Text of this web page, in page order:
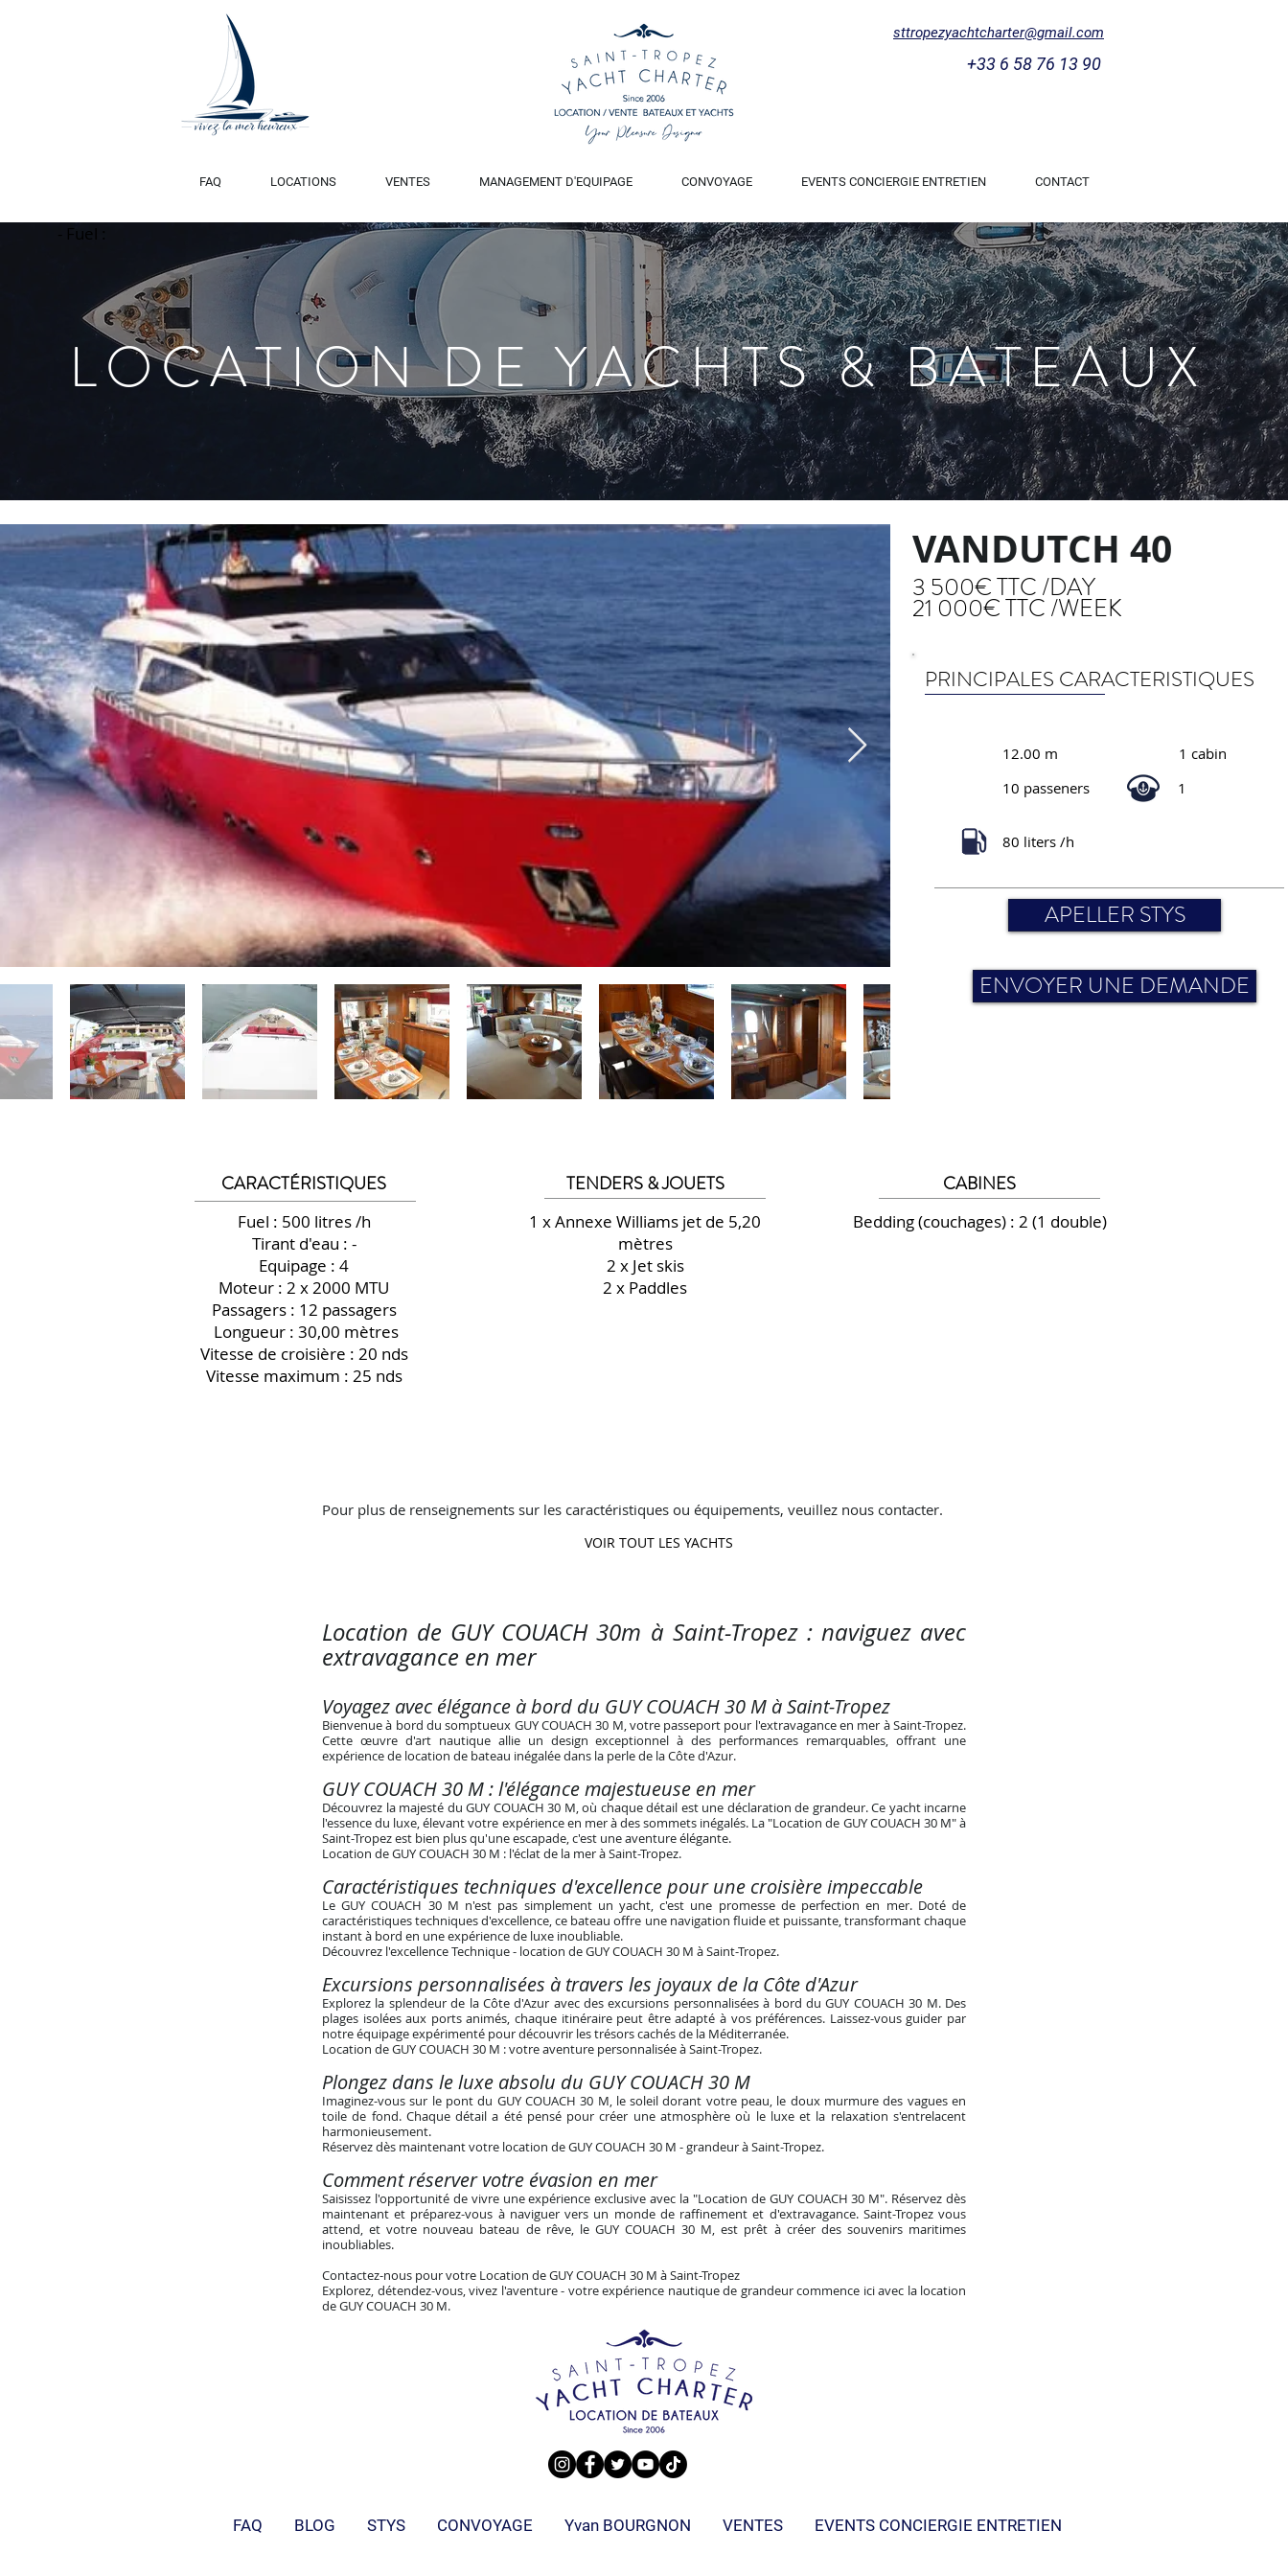
sttropezyachtcharter@gmail.com
+33 6 58 76 13 90
FAQ LOCATIONS VENTES MANAGEMENT D'EQUIPAGE CONVOYAGE EVENTS CONCIERGIE ENTRETIEN CONTACT
Title
VANDUTCH 40
3 500€ TTC /DAY
21 000€ TTC /WEEK
PRINCIPALES CARACTERISTIQUES
12.00 m
10 passeners
1 cabin
1
80 liters /h
APELLER STYS
ENVOYER UNE DEMANDE
CARACTÉRISTIQUES
Fuel : 500 litres /h
Tirant d'eau : -
Equipage : 4
Moteur : 2 x 2000 MTU
Passagers : 12 passagers
Longueur : 30,00 mètres
Vitesse de croisière : 20 nds
Vitesse maximum : 25 nds
TENDERS & JOUETS
1 x Annexe Williams jet de 5,20
mètres
2 x Jet skis
2 x Paddles
CABINES
Bedding (couchages) : 2 (1 double)
Pour plus de renseignements sur les caractéristiques ou équipements, veuillez nous contacter.
VOIR TOUT LES YACHTS
- Fuel :
LOCATION DE YACHTS & BATEAUX
Location de GUY COUACH 30m à Saint-Tropez : naviguez avec
extravagance en mer
Voyagez avec élégance à bord du GUY COUACH 30 M à Saint-Tropez
Bienvenue à bord du somptueux GUY COUACH 30 M, votre passeport pour l'extravagance en mer à Saint-Tropez.
Cette œuvre d'art nautique allie un design exceptionnel à des performances remarquables, offrant une
expérience de location de bateau inégalée dans la perle de la Côte d'Azur.
GUY COUACH 30 M : l'élégance majestueuse en mer
Découvrez la majesté du GUY COUACH 30 M, où chaque détail est une déclaration de grandeur. Ce yacht incarne
l'essence du luxe, élevant votre expérience en mer à des sommets inégalés. La "Location de GUY COUACH 30 M" à
Saint-Tropez est bien plus qu'une escapade, c'est une aventure élégante.
Location de GUY COUACH 30 M : l'éclat de la mer à Saint-Tropez.
Caractéristiques techniques d'excellence pour une croisière impeccable
Le GUY COUACH 30 M n'est pas simplement un yacht, c'est une promesse de perfection en mer. Doté de
caractéristiques techniques d'excellence, ce bateau offre une navigation fluide et puissante, transformant chaque
instant à bord en une expérience de luxe inoubliable.
Découvrez l'excellence Technique - location de GUY COUACH 30 M à Saint-Tropez.
Excursions personnalisées à travers les joyaux de la Côte d'Azur
Explorez la splendeur de la Côte d'Azur avec des excursions personnalisées à bord du GUY COUACH 30 M. Des
plages isolées aux ports animés, chaque itinéraire peut être adapté à vos préférences. Laissez-vous guider par
notre équipage expérimenté pour découvrir les trésors cachés de la Méditerranée.
Location de GUY COUACH 30 M : votre aventure personnalisée à Saint-Tropez.
Plongez dans le luxe absolu du GUY COUACH 30 M
Imaginez-vous sur le pont du GUY COUACH 30 M, le soleil dorant votre peau, le doux murmure des vagues en
toile de fond. Chaque détail a été pensé pour créer une atmosphère où le luxe et la relaxation s'entrelacent
harmonieusement.
Réservez dès maintenant votre location de GUY COUACH 30 M - grandeur à Saint-Tropez.
Comment réserver votre évasion en mer
Saisissez l'opportunité de vivre une expérience exclusive avec la "Location de GUY COUACH 30 M". Réservez dès
maintenant et préparez-vous à naviguer vers un monde de raffinement et d'extravagance. Saint-Tropez vous
attend, et votre nouveau bateau de rêve, le GUY COUACH 30 M, est prêt à créer des souvenirs maritimes
inoubliables.
Contactez-nous pour votre Location de GUY COUACH 30 M à Saint-Tropez
Explorez, détendez-vous, vivez l'aventure - votre expérience nautique de grandeur commence ici avec la location
de GUY COUACH 30 M.
FAQ BLOG STYS CONVOYAGE Yvan BOURGNON VENTES EVENTS CONCIERGIE ENTRETIEN